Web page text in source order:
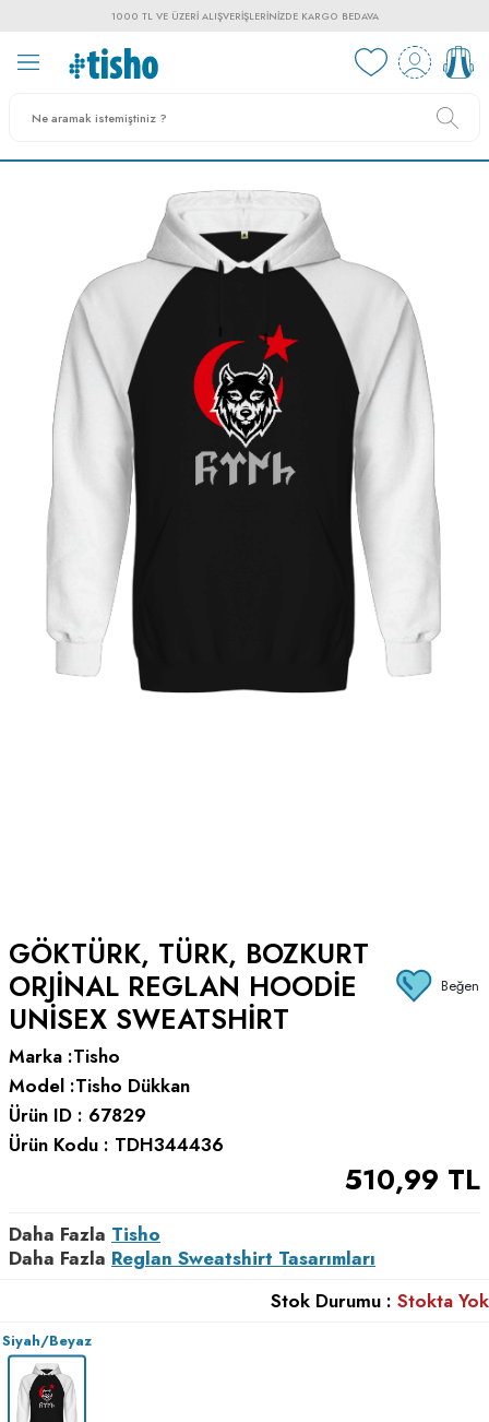
1000 TL VE ÜZERI ALIŞVERIŞLERINIZDE KARGO BEDAVA
GÖKTÜRK, TÜRK, BOZKURT
ORJINAL REGLAN HOODIE
UNISEX SWEATSHIRT
Beğen
Marka :Tisho
Model :Tisho Dükkan
Ürün ID : 67829
Ürün Kodu : TDH344436
510,99 TL
Daha Fazla Tisho
Daha Fazla Reglan Sweatshirt Tasarımları
Stok Durumu : Stokta Yok
Siyah/Beyaz